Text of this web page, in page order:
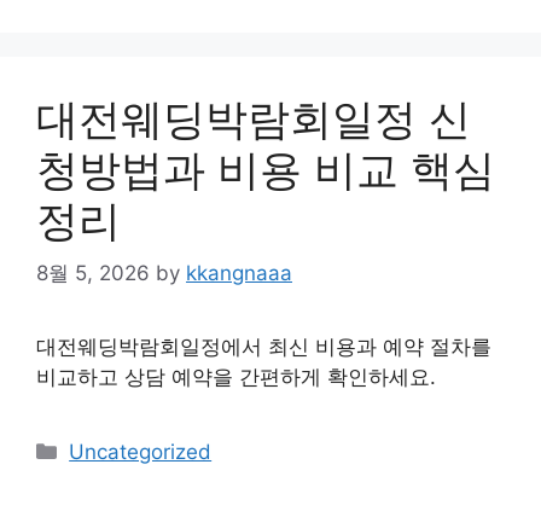
대전웨딩박람회일정 신
청방법과 비용 비교 핵심
정리
8월 5, 2026 by kkangnaaa
대전웨딩박람회일정에서 최신 비용과 예약 절차를
비교하고 상담 예약을 간편하게 확인하세요.
Categories
Uncategorized